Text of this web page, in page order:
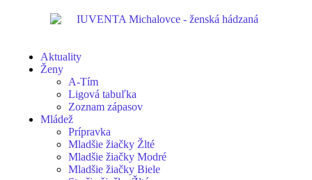
Aktuality
Ženy
A-Tím
Ligová tabuľka
Zoznam zápasov
Mládež
Prípravka
Mladšie žiačky Žlté
Mladšie žiačky Modré
Mladšie žiačky Biele